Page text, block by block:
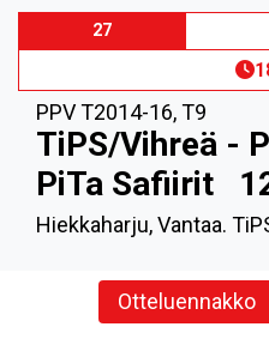
27
PPV T2014-16,T9
TiPS/Vihreä -
PiTa Safiirit
Hiekkaharju, Vantaa.
Otteluennakko